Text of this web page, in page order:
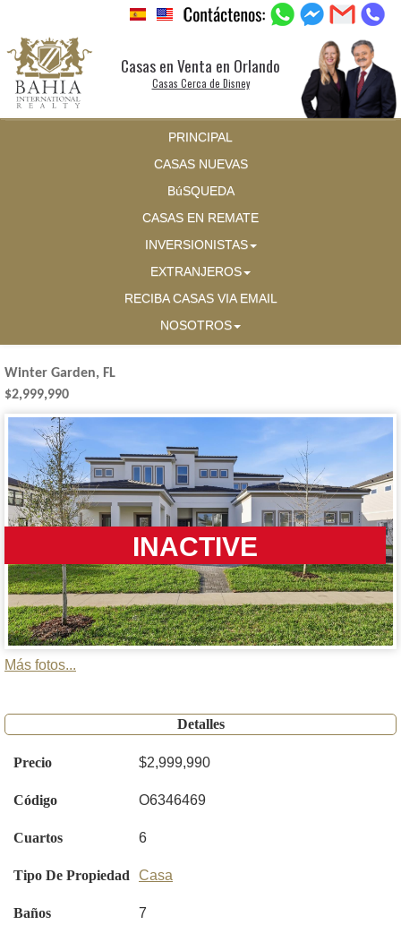
Casas en Venta en Orlando
Casas Cerca de Disney
PRINCIPAL
CASAS NUEVAS
BúSQUEDA
CASAS EN REMATE
INVERSIONISTAS
EXTRANJEROS
RECIBA CASAS VIA EMAIL
NOSOTROS
Winter Garden, FL
$2,999,990
INACTIVE
Más fotos...
Detalles
Precio $2,999,990
Código O6346469
Cuartos 6
Tipo De Propiedad Casa
Baños 7